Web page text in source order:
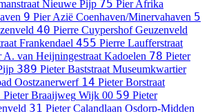
Nieuwe Pijp 75 Pier Afrika
9 Pier Azië Coenhaven/Minervahaven 5
40 Pierre Cuypershof Geuzenveld
Frankendael 455 Pierre Laufferstraat
A. van Heijningestraat Kadoelen 78 Pieter
389 Pieter Baststraat Museumkwartier
Oostzanerwerf 14 Pieter Borstraat
Pieter Braaijweg Wijk 00 59 Pieter
31 Pieter Calandlaan Osdorp-Midden